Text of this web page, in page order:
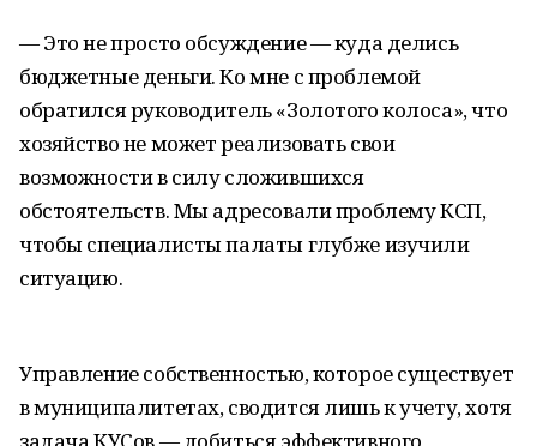
— Это не просто обсуждение — куда делись
бюджетные деньги. Ко мне с проблемой
обратился руководитель «Золотого колоса», что
хозяйство не может реализовать свои
возможности в силу сложившихся
обстоятельств. Мы адресовали проблему КСП,
чтобы специалисты палаты глубже изучили
ситуацию.
Управление собственностью, которое существует
в муниципалитетах, сводится лишь к учету, хотя